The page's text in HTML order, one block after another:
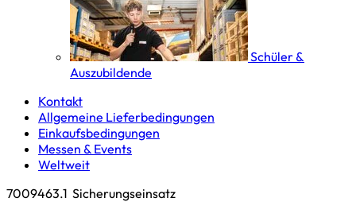
Schüler &
Auszubildende
Kontakt
Allgemeine Lieferbedingungen
Einkaufsbedingungen
Messen & Events
Weltweit
7009463.1 Sicherungseinsatz